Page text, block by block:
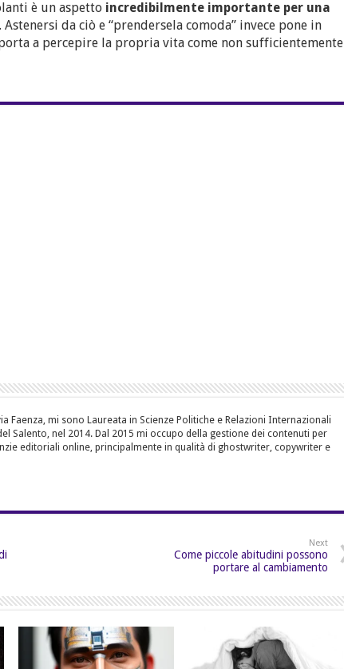
è un aspettoincredibilmente importante per una
. Astenersi da ciò e “prendersela comoda” invece pone in
a percepire la propria vita come non sufficientemente
Faenza, mi sono Laureata in Scienze Politiche e Relazioni Internazionali
Salento, nel 2014. Dal 2015 mi occupo della gestione dei contenuti per
editoriali online, principalmente in qualità di ghostwriter, copywriter e
Next
Come piccole abitudini possono
portare al cambiamento